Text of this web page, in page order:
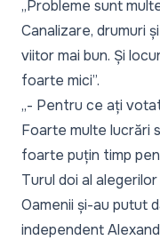
„Probleme sunt
Canalizare, drumuri
viitor mai bun. Și
foarte mici”.
„- Pentru ce ați
Foarte multe lucrări
foarte puțin timp
Turul doi al
Oamenii și-au putut
independent